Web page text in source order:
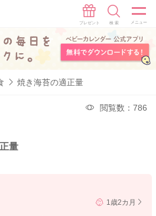
焼き海苔の適正量
閲覧数：786
量
1歳2カ月